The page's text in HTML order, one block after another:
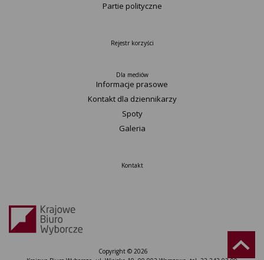
Partie polityczne
Rejestr korzyści
Dla mediów
Informacje prasowe
Kontakt dla dziennikarzy
Spoty
Galeria
Kontakt
Copyright © 2026